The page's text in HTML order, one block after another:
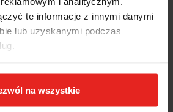
te informacje z innymi danymi
lub uzyskanymi podczas
na wszystkie
je ponownie zwolnić, co umożliwia szybką
jest antypoślizgowy i ma ergonomiczny
smary, paliwa, płyny hamulcowe i Skydrol.
kalibracji zgodnie z normą DIN EN
R 10-8 w celu zapewnienia